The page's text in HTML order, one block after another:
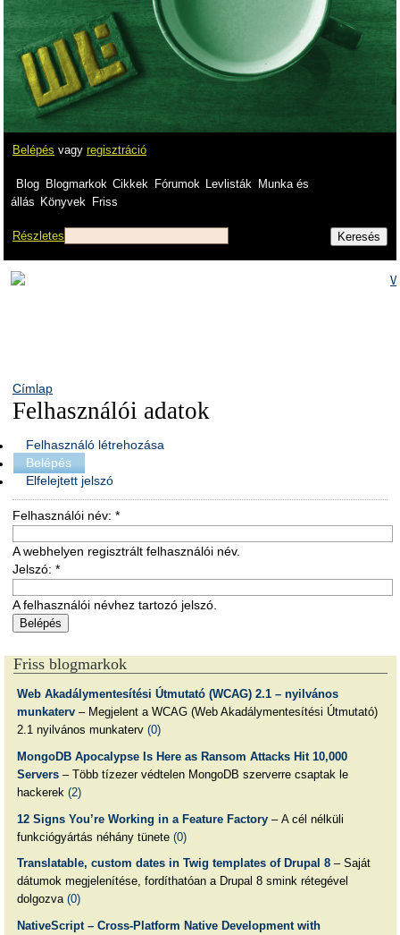
Belépés vagy regisztráció
Blog Blogmarkok Cikkek Fórumok Levlisták
Munka és
állás Könyvek Friss
Részletes
Címlap
Felhasználói adatok
Felhasználó létrehozása
Belépés
Elfelejtett jelszó
Felhasználói név: *
A webhelyen regisztrált felhasználói név.
Jelszó: *
A felhasználói névhez tartozó jelszó.
Friss blogmarkok
Web Akadálymentesítési Útmutató (WCAG) 2.1 – nyilvános
munkaterv– Megjelent a WCAG (Web Akadálymentesítési Útmutató)
2.1 nyilvános munkaterv (0)
MongoDB Apocalypse Is Here as Ransom Attacks Hit 10,000
Servers– Több tízezer védtelen MongoDB szerverre csaptak le
hackerek (2)
12 Signs You’re Working in a Feature Factory– A cél nélküli
funkciógyártás néhány tünete (0)
Translatable, custom dates in Twig templates of Drupal 8– Saját
dátumok megjelenítése, fordíthatóan a Drupal 8 smink rétegével
dolgozva (0)
NativeScript – Cross-Platform Native Development with